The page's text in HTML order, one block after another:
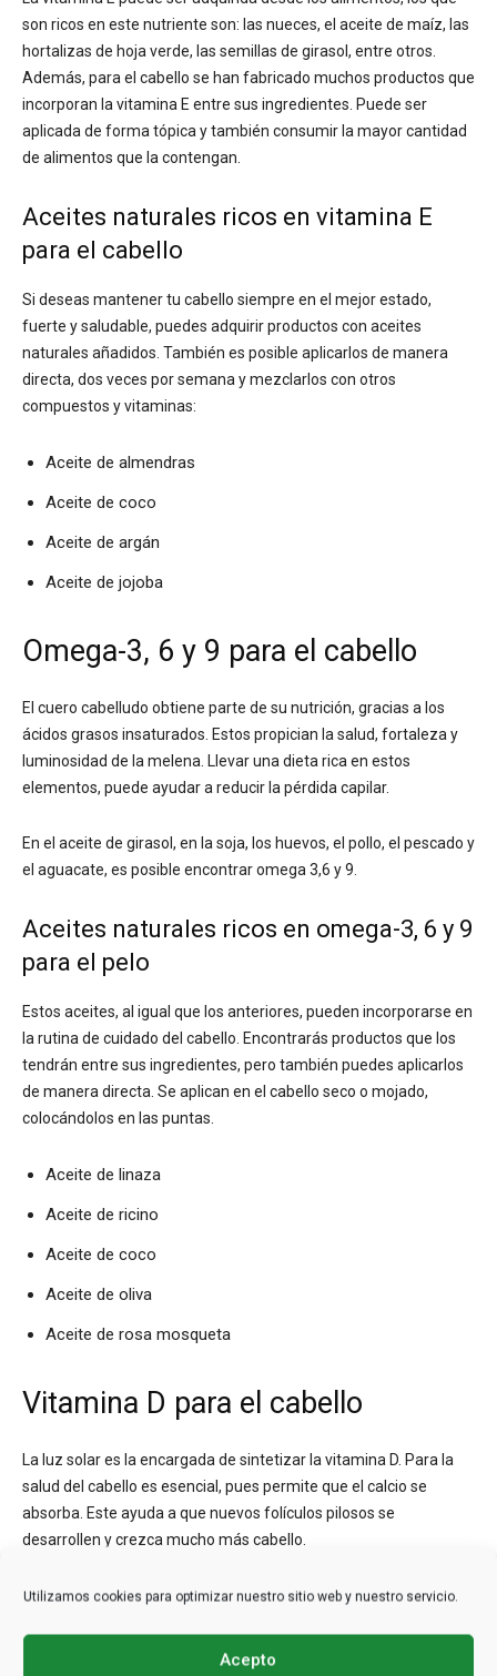
Utilizamos cookies para optimizar nuestro sitio web y nuestro servicio.
Acepto
son ricos en este nutriente son: las nueces, el aceite de maíz, las
hortalizas de hoja verde, las semillas de girasol, entre otros.
Además, para el cabello se han fabricado muchos productos que
incorporan la vitamina E entre sus ingredientes. Puede ser
aplicada de forma tópica y también consumir la mayor cantidad
de alimentos que la contengan.
Aceites naturales ricos en vitamina E
para el cabello
Si deseas mantener tu cabello siempre en el mejor estado,
fuerte y saludable, puedes adquirir productos con aceites
naturales añadidos. También es posible aplicarlos de manera
directa, dos veces por semana y mezclarlos con otros
compuestos y vitaminas:
Aceite de almendras
Aceite de coco
Aceite de argán
Aceite de jojoba
Omega-3, 6 y 9 para el cabello
El cuero cabelludo obtiene parte de su nutrición, gracias a los
ácidos grasos insaturados. Estos propician la salud, fortaleza y
luminosidad de la melena. Llevar una dieta rica en estos
elementos, puede ayudar a reducir la pérdida capilar.
En el aceite de girasol, en la soja, los huevos, el pollo, el pescado y
el aguacate, es posible encontrar omega 3,6 y 9.
Aceites naturales ricos en omega-3, 6 y 9
para el pelo
Estos aceites, al igual que los anteriores, pueden incorporarse en
la rutina de cuidado del cabello. Encontrarás productos que los
tendrán entre sus ingredientes, pero también puedes aplicarlos
de manera directa. Se aplican en el cabello seco o mojado,
colocándolos en las puntas.
Aceite de linaza
Aceite de ricino
Aceite de coco
Aceite de oliva
Aceite de rosa mosqueta
Vitamina D para el cabello
La luz solar es la encargada de sintetizar la vitamina D. Para la
salud del cabello es esencial, pues permite que el calcio se
absorba. Este ayuda a que nuevos folículos pilosos se
desarrollen y crezca mucho más cabello.
Entre los alimentos ricos en vitamina D, destacan: el queso, los